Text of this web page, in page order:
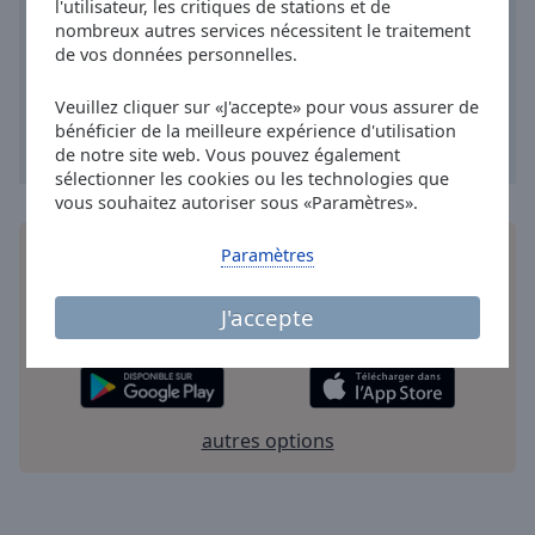
l'utilisateur, les critiques de stations et de
nombreux autres services nécessitent le traitement
de vos données personnelles.
Veuillez cliquer sur «J'accepte» pour vous assurer de
bénéficier de la meilleure expérience d'utilisation
de notre site web. Vous pouvez également
sélectionner les cookies ou les technologies que
vous souhaitez autoriser sous «Paramètres».
J'accepte
Paramètres
Background
Opacity
NRJ Funky
NRJ Pop
NRJ Hip Hop RnB Hits
NRJ Rock
NRJ At Work
NRJ Urban Hits
l'applicationgratuite Online Radio Box
stations de radio préférées en ligne où que vous
soyez!
autres options